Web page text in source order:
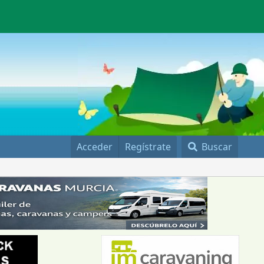
Acceder Regístrate Buscar